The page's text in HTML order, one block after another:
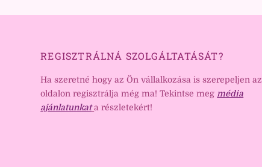
REGISZTRÁLNÁ SZOLGÁLTATÁSÁT?
Ha szeretné hogy az Ön vállalkozása is szerepeljen az
oldalon regisztrálja még ma! Tekintse meg média
ajánlatunkat a részletekért!